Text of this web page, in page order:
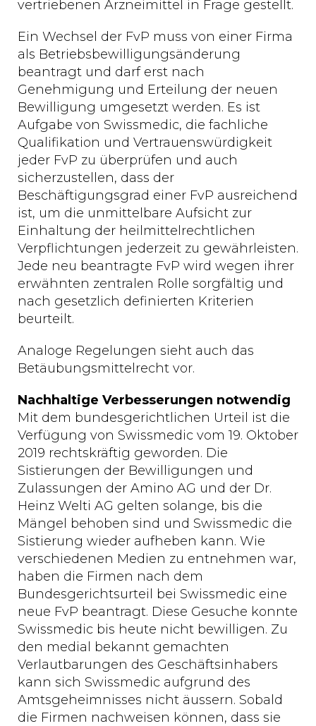
vertriebenen Arzneimittel in Frage gestellt.
Ein Wechsel der FvP muss von einer Firma
als Betriebsbewilligungsänderung
beantragt und darf erst nach
Genehmigung und Erteilung der neuen
Bewilligung umgesetzt werden. Es ist
Aufgabe von Swissmedic, die fachliche
Qualifikation und Vertrauenswürdigkeit
jeder FvP zu überprüfen und auch
sicherzustellen, dass der
Beschäftigungsgrad einer FvP ausreichend
ist, um die unmittelbare Aufsicht zur
Einhaltung der heilmittelrechtlichen
Verpflichtungen jederzeit zu gewährleisten.
Jede neu beantragte FvP wird wegen ihrer
erwähnten zentralen Rolle sorgfältig und
nach gesetzlich definierten Kriterien
beurteilt.
Analoge Regelungen sieht auch das
Betäubungsmittelrecht vor.
Nachhaltige Verbesserungen notwendig
Mit dem bundesgerichtlichen Urteil ist die
Verfügung von Swissmedic vom 19. Oktober
2019 rechtskräftig geworden. Die
Sistierungen der Bewilligungen und
Zulassungen der Amino AG und der Dr.
Heinz Welti AG gelten solange, bis die
Mängel behoben sind und Swissmedic die
Sistierung wieder aufheben kann. Wie
verschiedenen Medien zu entnehmen war,
haben die Firmen nach dem
Bundesgerichtsurteil bei Swissmedic eine
neue FvP beantragt. Diese Gesuche konnte
Swissmedic bis heute nicht bewilligen. Zu
den medial bekannt gemachten
Verlautbarungen des Geschäftsinhabers
kann sich Swissmedic aufgrund des
Amtsgeheimnisses nicht äussern. Sobald
die Firmen nachweisen können, dass sie